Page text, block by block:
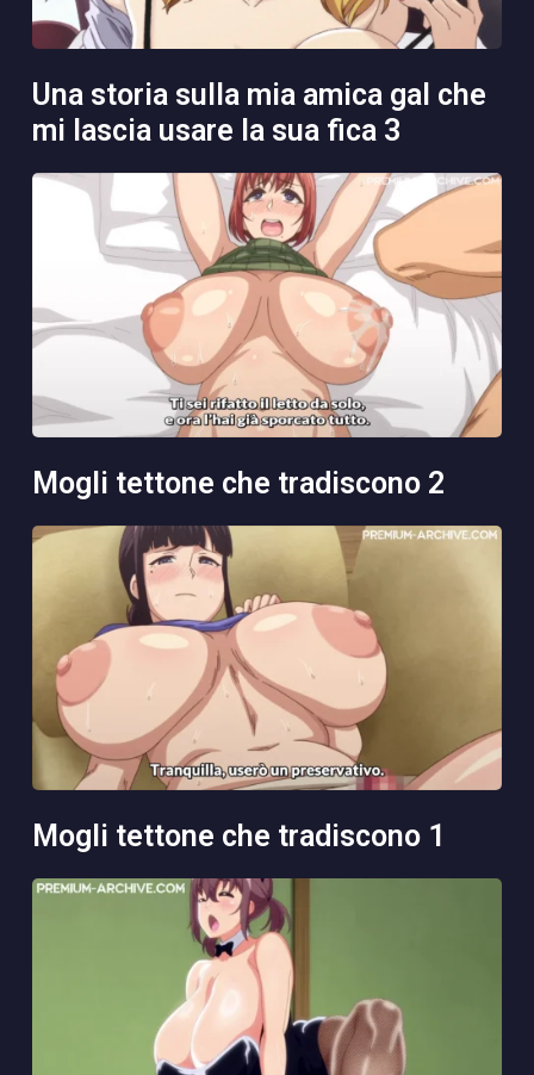
una storia sulla mia amica gal che
mi lascia usare la sua fica 3
mogli tettone che tradiscono 2
mogli tettone che tradiscono 1